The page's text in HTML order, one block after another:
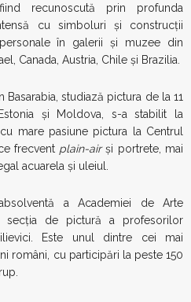
recunoscută prin profunda
cu simboluri și construcții
în galerii și muzee din
Canada, Austria, Chile și Brazilia.
Basarabia, studiază pictura de la 11
și Moldova, s-a stabilit la
mare pasiune pictura la Centrul
frecvent plain-airși portrete, mai
acuarela și uleiul.
a Academiei de Arte
secţia de pictură a profesorilor
Este unul dintre cei mai
români, cu participări la peste 150